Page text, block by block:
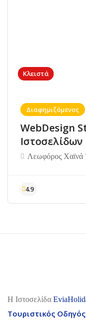
Κλειστά
Διαφημιζόμενος
WebDesign
Ιστοσελίδων
Λεωφόρος Χαϊνά
H Ιστοσελίδα
Τουριστικός